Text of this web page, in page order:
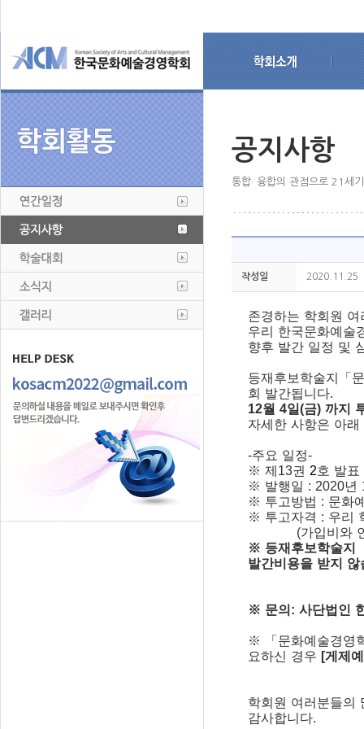
공지사항
통합· 융합의 관점으로 21세
작성일 2020.11.25
존경하는 학회원
우리 한국문화예술
향후 발간 일정 및
등재후보학술지「
회 발간됩니다.
12월 4일(금) 까지
자세한 사항은 아
-주요 일정-
※ 제13권 2호 발
※ 발행일 : 2020년
※ 투고방법 : 문화
※ 투고자격 : 우리
(가입비와 연회
※ 등재후보학술지
발간비용을 받지
※ 문의: 사단법인
※ 「문화예술경영
요하신 경우 [게제
학회원 여러분들의
감사합니다.